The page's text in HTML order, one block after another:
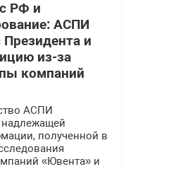
РФ и
АСПИ
и
из-за
компаний
АСПИ
надлежащей
полученной в
«Ювента» и